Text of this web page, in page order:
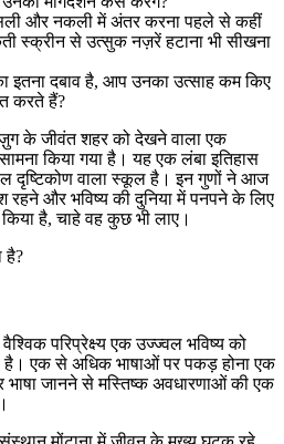
और नकली में अंतर करना पहले से कहीं
स्क्रीन से उत्सुक नज़रें हटाना भी सीखना
दबाव है, आप उनका उत्साह कम किए
करते हैं?
के जीवंत शहर को देखने वाला एक
किया गया है। यह एक लंबा इतिहास
दृष्टिकोण वाला स्कूल है। इन गुणों ने आज
और भविष्य की दुनिया में पनपने के लिए
है, चाहे वह कुछ भी लाए।
है?
परिप्रेक्ष्य एक उज्ज्वल भविष्य को
है। एक से अधिक भाषाओं पर पकड़ होना एक
जानने से मस्तिष्क अवधारणाओं की एक